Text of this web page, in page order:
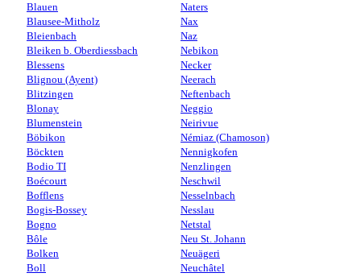
Blauen
Blausee-Mitholz
Bleienbach
Bleiken b. Oberdiessbach
Blessens
Blignou (Ayent)
Blitzingen
Blonay
Blumenstein
Böbikon
Böckten
Bodio TI
Boécourt
Bofflens
Bogis-Bossey
Bogno
Bôle
Bolken
Boll
Naters
Nax
Naz
Nebikon
Necker
Neerach
Neftenbach
Neggio
Neirivue
Némiaz (Chamoson)
Nennigkofen
Nenzlingen
Neschwil
Nesselnbach
Nesslau
Netstal
Neu St. Johann
Neuägeri
Neuchâtel